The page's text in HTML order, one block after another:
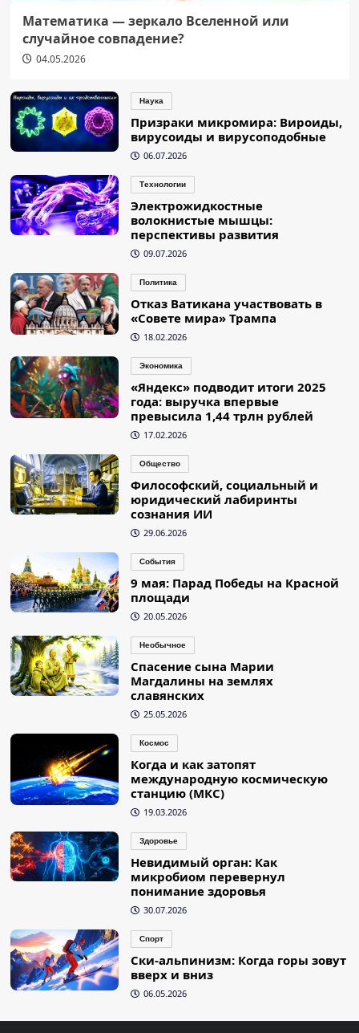
Математика — зеркало Вселенной или
случайное совпадение?
04.05.2026
Наука
Призраки микромира: Вироиды,
вирусоиды и вирусоподобные
06.07.2026
Технологии
Электрожидкостные
волокнистые мышцы:
перспективы развития
09.07.2026
Политика
Отказ Ватикана участвовать в
«Совете мира» Трампа
18.02.2026
Экономика
«Яндекс» подводит итоги 2025
года: выручка впервые
превысила 1,44 трлн рублей
17.02.2026
Общество
Философский, социальный и
юридический лабиринты
сознания ИИ
29.06.2026
События
9 мая: Парад Победы на Красной
площади
20.05.2026
Необычное
Спасение сына Марии
Магдалины на землях
славянских
25.05.2026
Космос
Когда и как затопят
международную космическую
станцию (МКС)
19.03.2026
Здоровье
Невидимый орган: Как
микробиом перевернул
понимание здоровья
30.07.2026
Спорт
Ски-альпинизм: Когда горы зовут
вверх и вниз
06.05.2026